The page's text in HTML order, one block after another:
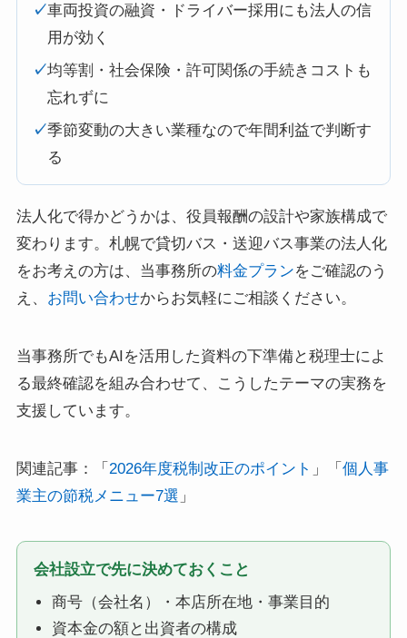
✓車両投資の融資・ドライバー採用にも法人の信
用が効く
✓均等割・社会保険・許可関係の手続きコストも
忘れずに
✓季節変動の大きい業種なので年間利益で判断す
る
法人化で得かどうかは、役員報酬の設計や家族構成で
変わります。札幌で貸切バス・送迎バス事業の法人化
をお考えの方は、当事務所の料金プランをご確認のう
え、 お問い合わせからお気軽にご相談ください。
当事務所でもAIを活用した資料の下準備と税理士によ
る最終確認を組み合わせて、こうしたテーマの実務を
支援しています。
関連記事：「 2026年度税制改正のポイント 」「 個人事
業主の節税メニュー7選 」
会社設立で先に決めておくこと
商号（会社名）・本店所在地・事業目的
資本金の額と出資者の構成